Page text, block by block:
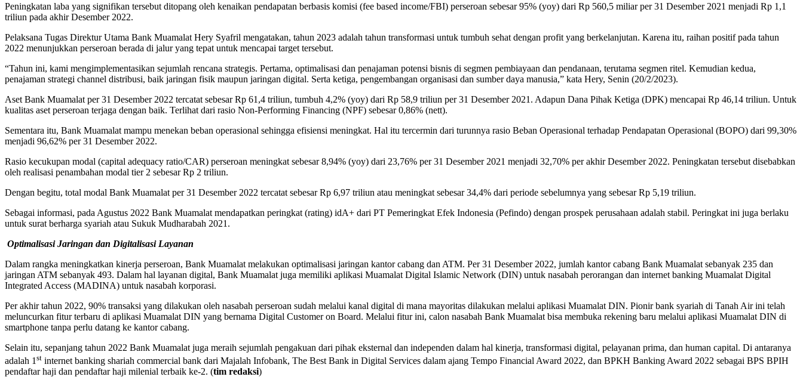
Peningkatan laba yang signifikan tersebut ditopang oleh kenaikan pendapatan berbasis komisi (fee based income/FBI) perseroan sebesar 95% (yoy) dari Rp 560,5 miliar per 31 Desember 2021 menjadi Rp 1,1
triliun pada akhir Desember 2022.
Pelaksana Tugas Direktur Utama Bank Muamalat Hery Syafril mengatakan, tahun 2023 adalah tahun transformasi untuk tumbuh sehat dengan profit yang berkelanjutan. Karena itu, raihan positif pada tahun
2022 menunjukkan perseroan berada di jalur yang tepat untuk mencapai target tersebut.
“Tahun ini, kami mengimplementasikan sejumlah rencana strategis. Pertama, optimalisasi dan penajaman potensi bisnis di segmen pembiayaan dan pendanaan, terutama segmen ritel. Kemudian kedua,
penajaman strategi channel distribusi, baik jaringan fisik maupun jaringan digital. Serta ketiga, pengembangan organisasi dan sumber daya manusia,” kata Hery, Senin (20/2/2023).
Aset Bank Muamalat per 31 Desember 2022 tercatat sebesar Rp 61,4 triliun, tumbuh 4,2% (yoy) dari Rp 58,9 triliun per 31 Desember 2021. Adapun Dana Pihak Ketiga (DPK) mencapai Rp 46,14 triliun. Untuk
kualitas aset perseroan terjaga dengan baik. Terlihat dari rasio Non-Performing Financing (NPF) sebesar 0,86% (nett).
Sementara itu, Bank Muamalat mampu menekan beban operasional sehingga efisiensi meningkat. Hal itu tercermin dari turunnya rasio Beban Operasional terhadap Pendapatan Operasional (BOPO) dari 99,30%
menjadi 96,62% per 31 Desember 2022.
Rasio kecukupan modal (capital adequacy ratio/CAR) perseroan meningkat sebesar 8,94% (yoy) dari 23,76% per 31 Desember 2021 menjadi 32,70% per akhir Desember 2022. Peningkatan tersebut disebabkan
oleh realisasi penambahan modal tier 2 sebesar Rp 2 triliun.
Dengan begitu, total modal Bank Muamalat per 31 Desember 2022 tercatat sebesar Rp 6,97 triliun atau meningkat sebesar 34,4% dari periode sebelumnya yang sebesar Rp 5,19 triliun.
Sebagai informasi, pada Agustus 2022 Bank Muamalat mendapatkan peringkat (rating) idA+ dari PT Pemeringkat Efek Indonesia (Pefindo) dengan prospek perusahaan adalah stabil. Peringkat ini juga berlaku
untuk surat berharga syariah atau Sukuk Mudharabah 2021.
Optimalisasi Jaringan dan Digitalisasi Layanan
Dalam rangka meningkatkan kinerja perseroan, Bank Muamalat melakukan optimalisasi jaringan kantor cabang dan ATM. Per 31 Desember 2022, jumlah kantor cabang Bank Muamalat sebanyak 235 dan
jaringan ATM sebanyak 493. Dalam hal layanan digital, Bank Muamalat juga memiliki aplikasi Muamalat Digital Islamic Network (DIN) untuk nasabah perorangan dan internet banking Muamalat Digital
Integrated Access (MADINA) untuk nasabah korporasi.
Per akhir tahun 2022, 90% transaksi yang dilakukan oleh nasabah perseroan sudah melalui kanal digital di mana mayoritas dilakukan melalui aplikasi Muamalat DIN. Pionir bank syariah di Tanah Air ini telah
meluncurkan fitur terbaru di aplikasi Muamalat DIN yang bernama Digital Customer on Board. Melalui fitur ini, calon nasabah Bank Muamalat bisa membuka rekening baru melalui aplikasi Muamalat DIN di
smartphone tanpa perlu datang ke kantor cabang.
Selain itu, sepanjang tahun 2022 Bank Muamalat juga meraih sejumlah pengakuan dari pihak eksternal dan independen dalam hal kinerja, transformasi digital, pelayanan prima, dan human capital. Di antaranya
adalah 1 st internet banking shariah commercial bank dari Majalah Infobank, The Best Bank in Digital Services dalam ajang Tempo Financial Award 2022, dan BPKH Banking Award 2022 sebagai BPS BPIH
pendaftar haji dan pendaftar haji milenial terbaik ke-2. (tim redaksi)